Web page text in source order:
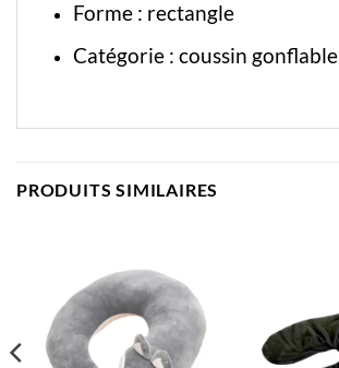
Forme : rectangle
Catégorie : coussin gonflable
PRODUITS SIMILAIRES